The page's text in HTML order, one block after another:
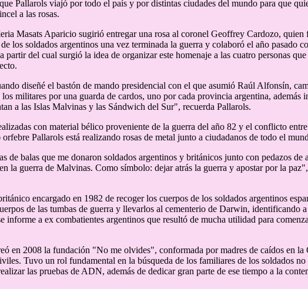
Pallarols viajó por todo el país y por distintas ciudades del mundo para que
a las rosas.
Masats Aparicio sugirió entregar una rosa al coronel Geoffrey Cardozo, quien
los soldados argentinos una vez terminada la guerra y colaboró el año pasado
del cual surgió la idea de organizar este homenaje a las cuatro personas que
diseñé el bastón de mando presidencial con el que asumió Raúl Alfonsín,
militares por una guarda de cardos, uno por cada provincia argentina, además
a las Islas Malvinas y las Sándwich del Sur", recuerda Pallarols.
con material bélico proveniente de la guerra del año 82 y el conflicto entre
Pallarols está realizando rosas de metal junto a ciudadanos de todo el
de balas que me donaron soldados argentinos y británicos junto con pedazos de
la guerra de Malvinas. Como símbolo: dejar atrás la guerra y apostar por la paz",
encargado en 1982 de recoger los cuerpos de los soldados argentinos
de las tumbas de guerra y llevarlos al cementerio de Darwin, identificando a
informe a ex combatientes argentinos que resultó de mucha utilidad para
en 2008 la fundación "No me olvides", conformada por madres de caídos en la
Tuvo un rol fundamental en la búsqueda de los familiares de los soldados no
las pruebas de ADN, además de dedicar gran parte de ese tiempo a la